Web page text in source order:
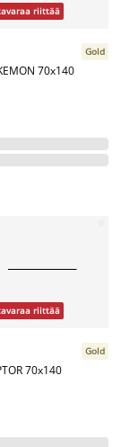
riittää
70x140
Gold
riittää
70x140
Gold